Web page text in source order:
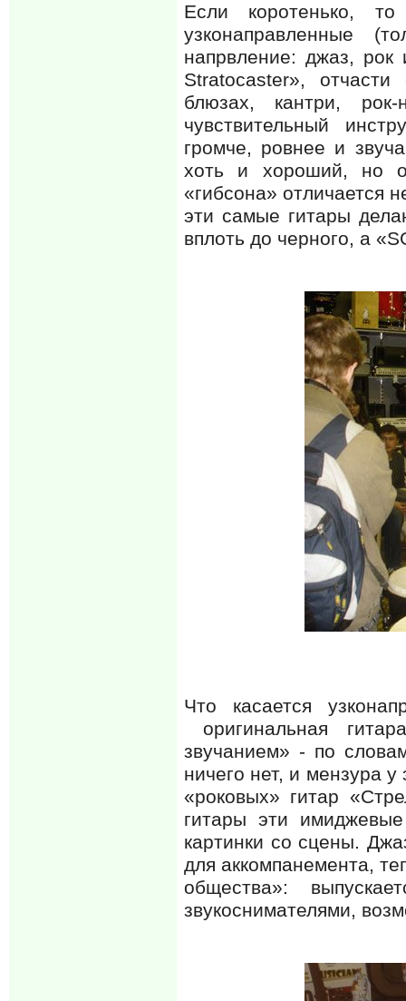
Если коротенько,
узконаправленные
напрвление: джаз,
Stratocaster»,
блюзах, кантри,
чувствительный
громче, ровнее и
хоть и хороший, но
«гибсона» отличается
эти самые гитары
вплоть до черного, а
Что касается
оригинальная
звучанием» - по
ничего нет, и мензура
«роковых» гитар
гитары эти
картинки со сцены.
для аккомпанемента,
общества»:
звукоснимателями,